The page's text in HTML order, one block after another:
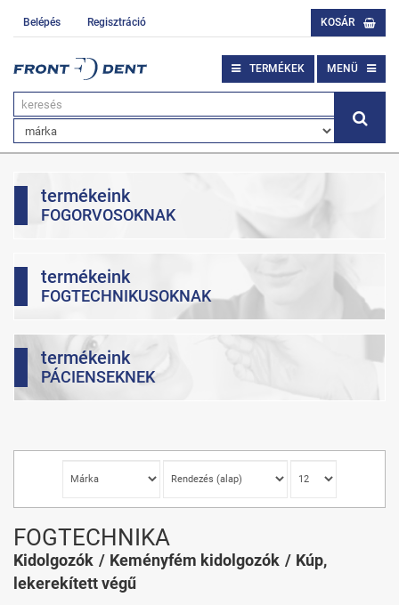
Belépés Regisztráció KOSÁR
TERMÉKEK MENÜ
termékeink
FOGORVOSOKNAK
termékeink
FOGTECHNIKUSOKNAK
termékeink
PÁCIENSEKNEK
FOGTECHNIKA
Kidolgozók Keményfém kidolgozók
Kúp,
lekerekített végű